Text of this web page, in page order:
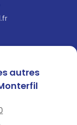
autres